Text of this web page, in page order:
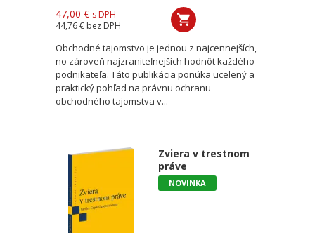
47,00 € s DPH
44,76 € bez DPH
Obchodné tajomstvo je jednou z najcennejších,
no zároveň najzraniteľnejších hodnôt každého
podnikateľa. Táto publikácia ponúka ucelený a
praktický pohľad na právnu ochranu
obchodného tajomstva v...
Zviera v trestnom
práve
NOVINKA